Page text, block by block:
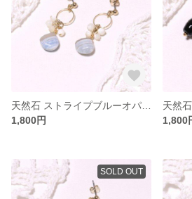
1,800円
1,800
SOLD OUT